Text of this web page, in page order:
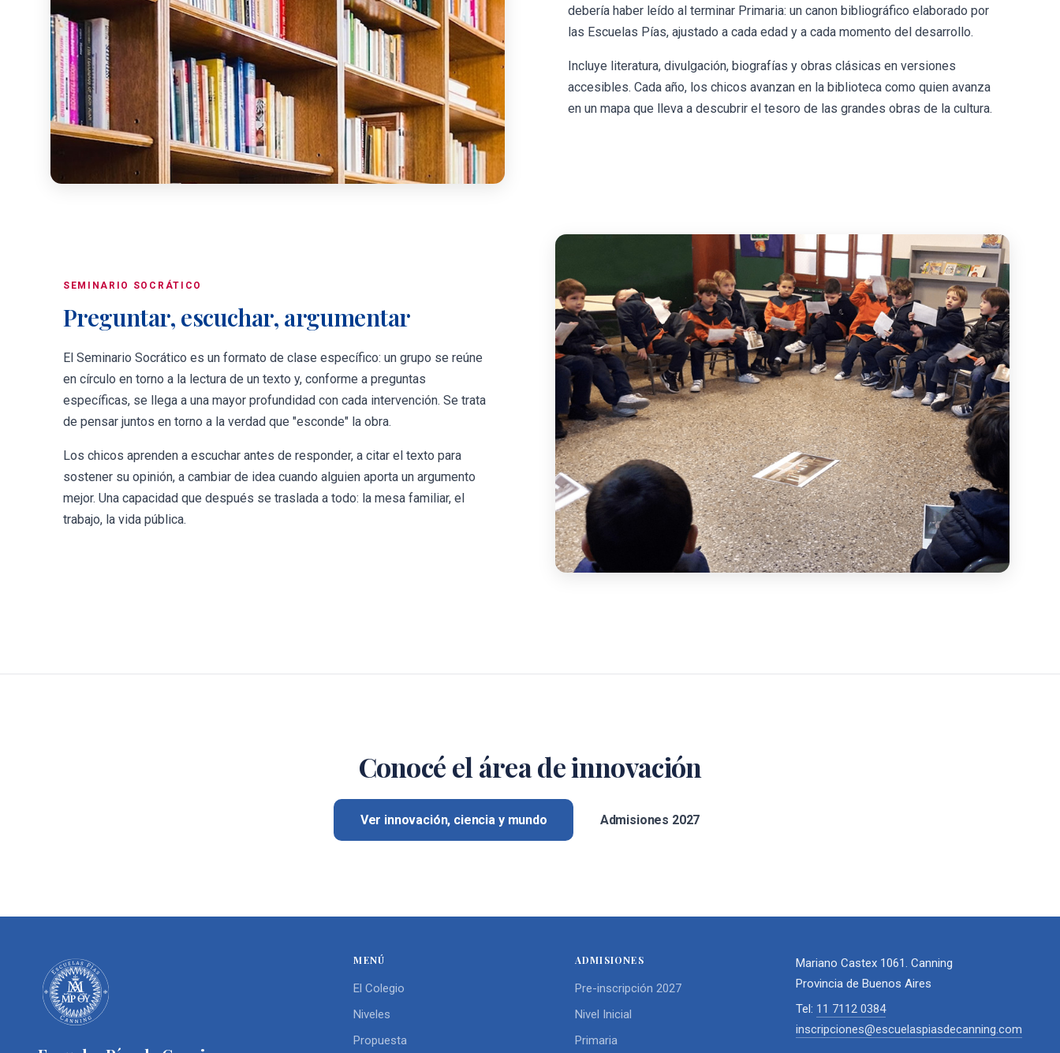
debería haber leído al terminar Primaria: un canon bibliográfico elaborado por
las Escuelas Pías, ajustado a cada edad y a cada momento del desarrollo.
Incluye literatura, divulgación, biografías y obras clásicas en versiones
accesibles. Cada año, los chicos avanzan en la biblioteca como quien avanza
en un mapa que lleva a descubrir el tesoro de las grandes obras de la cultura.
SEMINARIO SOCRÁTICO
Preguntar, escuchar, argumentar
El Seminario Socrático es un formato de clase específico: un grupo se reúne
en círculo en torno a la lectura de un texto y, conforme a preguntas
específicas, se llega a una mayor profundidad con cada intervención. Se trata
de pensar juntos en torno a la verdad que "esconde" la obra.
Los chicos aprenden a escuchar antes de responder, a citar el texto para
sostener su opinión, a cambiar de idea cuando alguien aporta un argumento
mejor. Una capacidad que después se traslada a todo: la mesa familiar, el
trabajo, la vida pública.
Conocé el área de innovación
Ver innovación, ciencia y mundo Admisiones 2027
MENÚ
El Colegio
Niveles
Propuesta
ADMISIONES
Pre-inscripción 2027
Nivel Inicial
Primaria
Mariano Castex 1061. Canning
Provincia de Buenos Aires
Tel: 11 7112 0384
inscripciones@escuelaspiasdecanning.com